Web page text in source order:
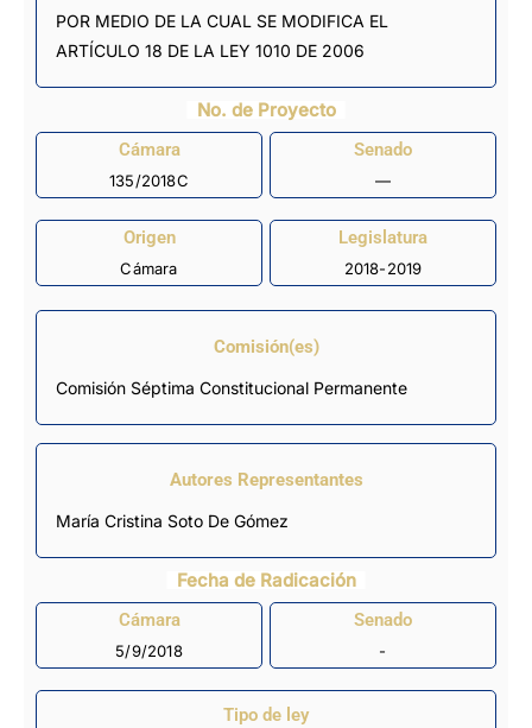
POR MEDIO DE LA CUAL SE MODIFICA EL
ARTÍCULO 18 DE LA LEY 1010 DE 2006
No. de Proyecto
Cámara
135/2018C
Senado
—
Origen
Cámara
Legislatura
2018-2019
Comisión(es)
Comisión Séptima Constitucional Permanente
Autores Representantes
María Cristina Soto De Gómez
Fecha de Radicación
Cámara
5/9/2018
Senado
-
Tipo de ley